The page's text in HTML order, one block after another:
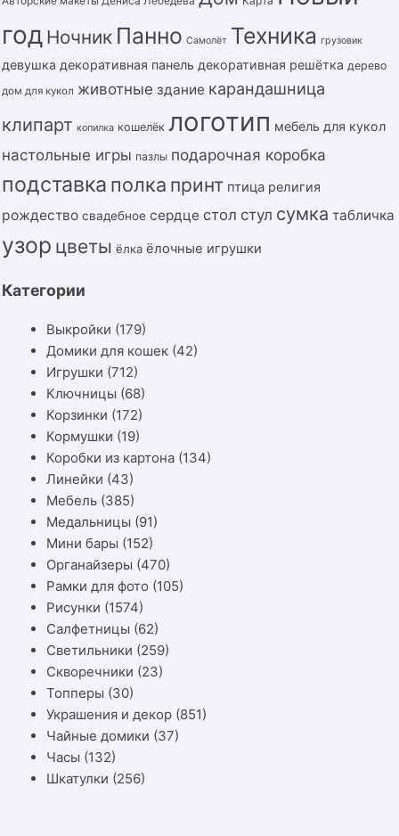
год Ночник Панно Самолёт Техника грузовик
девушка декоративная панель декоративная решётка дерево
дом для кукол животные здание карандашница
клипарт копилка кошелёк логотип мебель для кукол
настольные игры пазлы подарочная коробка
подставка полка принт птица религия
рождество свадебное сердце стол стул сумка табличка
узор цветы ёлка ёлочные игрушки
Категории
Выкройки (179)
Домики для кошек (42)
Игрушки (712)
Ключницы (68)
Корзинки (172)
Кормушки (19)
Коробки из картона (134)
Линейки (43)
Мебель (385)
Медальницы (91)
Мини бары (152)
Органайзеры (470)
Рамки для фото (105)
Рисунки (1574)
Салфетницы (62)
Светильники (259)
Скворечники (23)
Топперы (30)
Украшения и декор (851)
Чайные домики (37)
Часы (132)
Шкатулки (256)